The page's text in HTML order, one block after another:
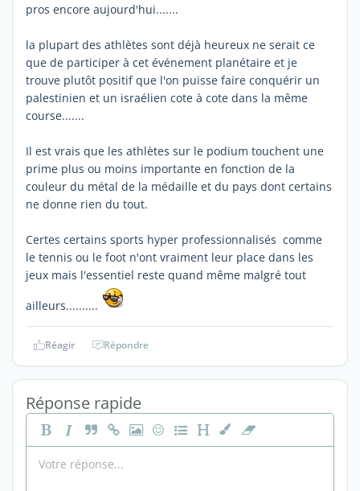
pros encore aujourd'hui.......
la plupart des athlètes sont déjà heureux ne serait ce
que de participer à cet événement planétaire et je
trouve plutôt positif que l'on puisse faire conquérir un
palestinien et un israélien cote à cote dans la même
course.......
Il est vrais que les athlètes sur le podium touchent une
prime plus ou moins importante en fonction de la
couleur du métal de la médaille et du pays dont certains
ne donne rien du tout.
Certes certains sports hyper professionnalisés comme
le tennis ou le foot n'ont vraiment leur place dans les
jeux mais l'essentiel reste quand même malgré tout
ailleurs..........
Réagir Répondre
Réponse rapide